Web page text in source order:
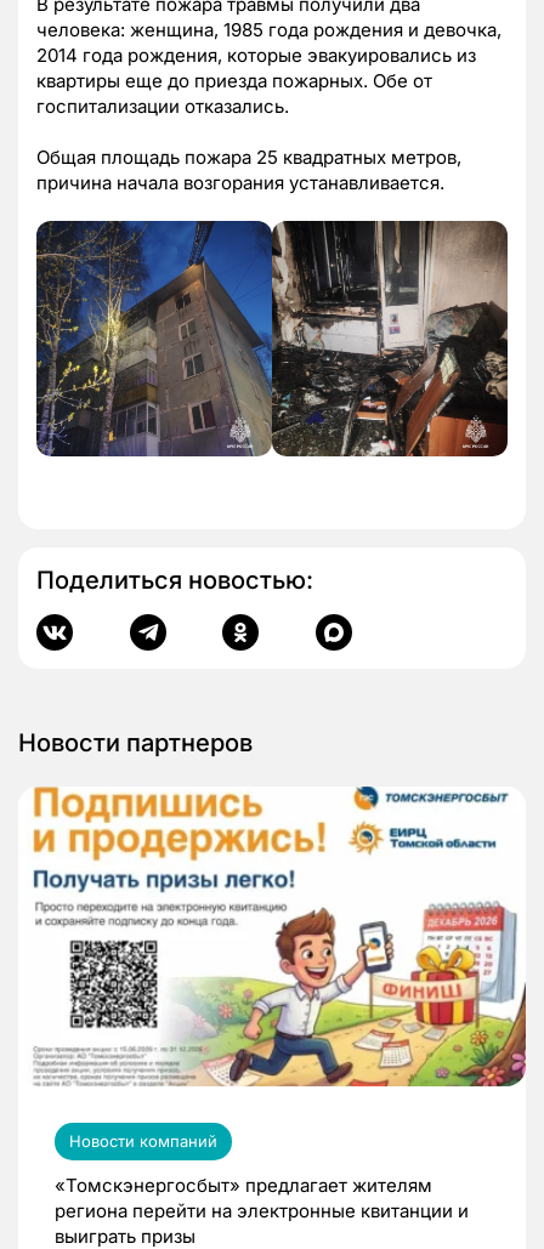
человека: женщина, 1985 года рождения и девочка,
2014 года рождения, которые эвакуировались из
квартиры еще до приезда пожарных. Обе от
госпитализации отказались.
Общая площадь пожара 25 квадратных метров,
причина начала возгорания устанавливается.
Поделиться новостью:
Новости партнеров
Новости компаний
«Томскэнергосбыт» предлагает жителям
региона перейти на электронные квитанции и
выиграть призы